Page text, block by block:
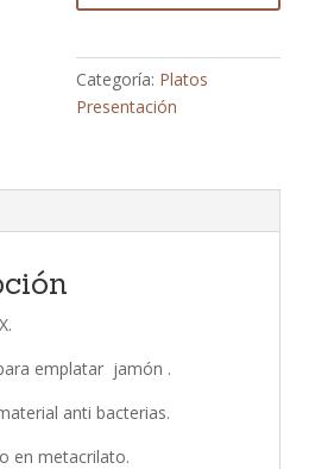
Categoría: Platos
Presentación
emplatar jamón .
anti bacterias.
en metacrilato.